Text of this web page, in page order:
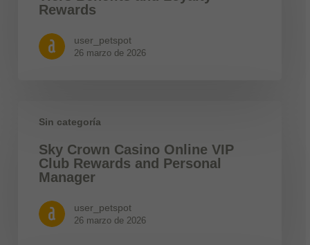
Rewards
user_petspot
26 marzo de 2026
Sin categoría
Sky Crown Casino Online VIP
Club Rewards and Personal
Manager
user_petspot
26 marzo de 2026